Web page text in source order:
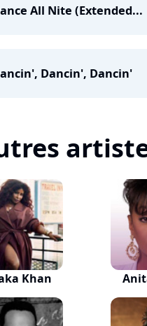
All Nite (Extended...
Dancin', Dancin'
Khan